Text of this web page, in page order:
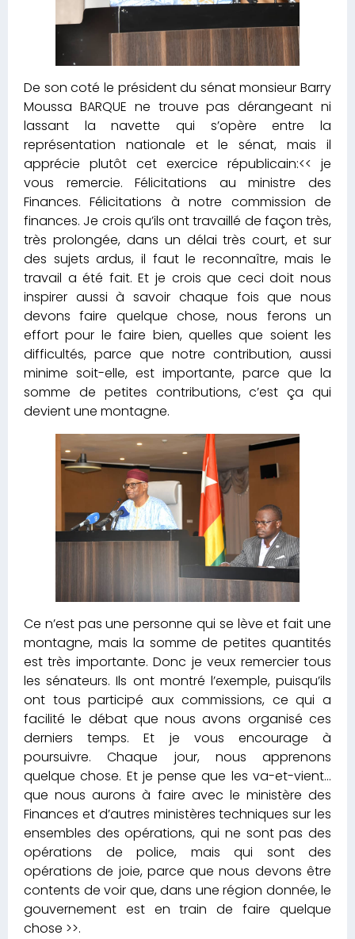
De son coté le président du sénat monsieur Barry
Moussa BARQUE ne trouve pas dérangeant ni
lassant la navette qui s’opère entre la
représentation nationale et le sénat, mais il
apprécie plutôt cet exercice républicain:<< je
vous remercie. Félicitations au ministre des
Finances. Félicitations à notre commission de
finances. Je crois qu’ils ont travaillé de façon très,
très prolongée, dans un délai très court, et sur
des sujets ardus, il faut le reconnaître, mais le
travail a été fait. Et je crois que ceci doit nous
inspirer aussi à savoir chaque fois que nous
devons faire quelque chose, nous ferons un
effort pour le faire bien, quelles que soient les
difficultés, parce que notre contribution, aussi
minime soit-elle, est importante, parce que la
somme de petites contributions, c’est ça qui
devient une montagne.
Ce n’est pas une personne qui se lève et fait une
montagne, mais la somme de petites quantités
est très importante. Donc je veux remercier tous
les sénateurs. Ils ont montré l’exemple, puisqu’ils
ont tous participé aux commissions, ce qui a
facilité le débat que nous avons organisé ces
derniers temps. Et je vous encourage à
poursuivre. Chaque jour, nous apprenons
quelque chose. Et je pense que les va-et-vient…
que nous aurons à faire avec le ministère des
Finances et d’autres ministères techniques sur les
ensembles des opérations, qui ne sont pas des
opérations de police, mais qui sont des
opérations de joie, parce que nous devons être
contents de voir que, dans une région donnée, le
gouvernement est en train de faire quelque
chose >>.